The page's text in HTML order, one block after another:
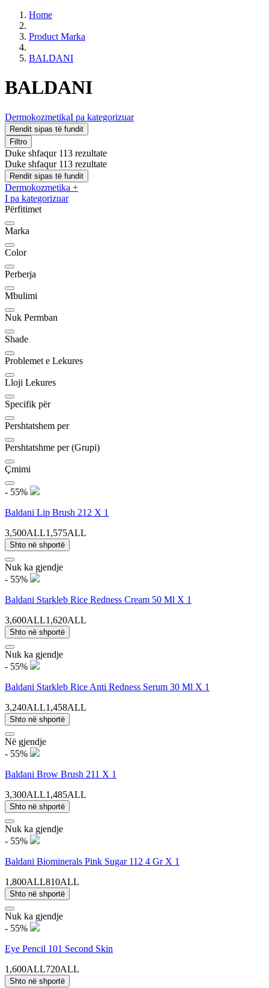
Home
Product Marka
BALDANI
BALDANI
DermokozmetikaI pa kategorizuar
Rendit sipas të fundit
Filtro
Duke shfaqur 113 rezultate
Duke shfaqur 113 rezultate
Rendit sipas të fundit
Dermokozmetika +
I pa kategorizuar
Përfitimet
Marka
Color
Perberja
Mbulimi
Nuk Permban
Shade
Problemet e Lekures
Lloji Lekures
Specifik për
Pershtatshem per
Pershtatshme per (Grupi)
Çmimi
- 55%
Baldani Lip Brush 212 X 1
3,500ALL1,575ALL
Shto në shportë
Nuk ka gjendje
- 55%
Baldani Starkleb Rice Redness Cream 50 Ml X 1
3,600ALL1,620ALL
Shto në shportë
Nuk ka gjendje
- 55%
Baldani Starkleb Rice Anti Redness Serum 30 Ml X 1
3,240ALL1,458ALL
Shto në shportë
Në gjendje
- 55%
Baldani Brow Brush 211 X 1
3,300ALL1,485ALL
Shto në shportë
Nuk ka gjendje
- 55%
Baldani Biominerals Pink Sugar 112 4 Gr X 1
1,800ALL810ALL
Shto në shportë
Nuk ka gjendje
- 55%
Eye Pencil 101 Second Skin
1,600ALL720ALL
Shto në shportë